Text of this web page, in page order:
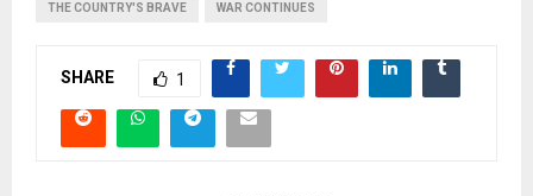
THE COUNTRY'S BRAVE WAR CONTINUES
SHARE 1